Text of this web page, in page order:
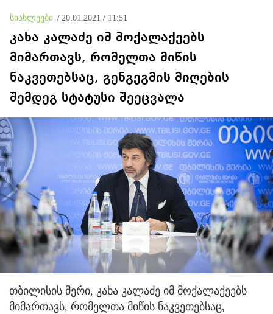
სიახლეები / 20.01.2021 / 11:51
კახა კალაძე იმ მოქალაქეებს
მიმართავს, რომელთა მიწის
ნაკვეთებსაც, გენგეგმის მიღების
შემდეგ სტატუსი შეეცვალა
თბილისის მერი, კახა კალაძე იმ მოქალაქეებს
მიმართავს, რომელთა მიწის ნაკვეთებსაც,